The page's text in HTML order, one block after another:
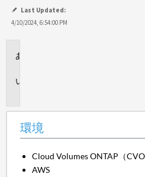
Last Updated:
4/10/2024, 6:54:00 PM
環境
Cloud Volumes ONTAP（CVO
AWS